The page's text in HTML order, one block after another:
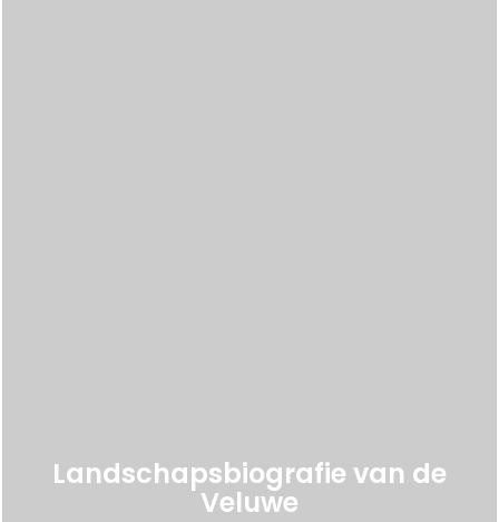
Landschapsbiografie van de
Veluwe